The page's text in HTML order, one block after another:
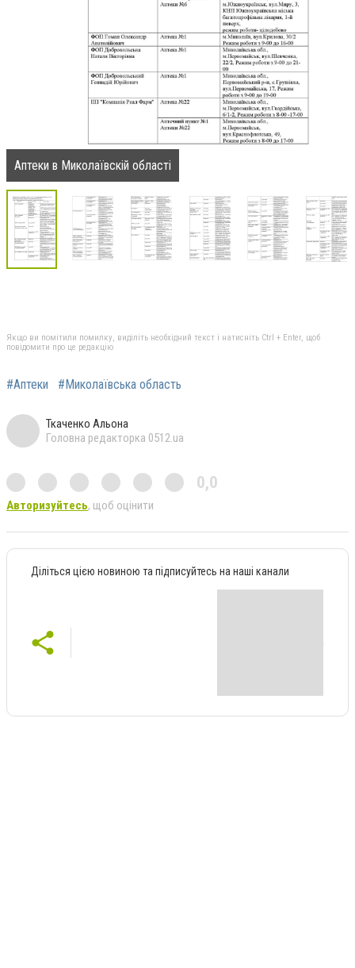
Аптеки в Миколаївскій області
Якщо ви помітили помилку, виділіть необхідний текст і натисніть Ctrl + Enter, щоб
повідомити про це редакцію
#Аптеки #Миколаївська область
Ткаченко Альона
Головна редакторка 0512.ua
0,0
Авторизуйтесь, щоб оцінити
Діліться цією новиною та підписуйтесь на наші канали